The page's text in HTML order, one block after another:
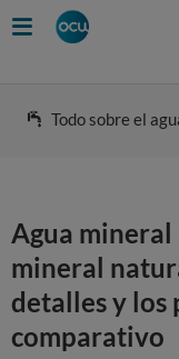
Todo sobre el
Agua mineral
mineral
detalles y los
comparativo